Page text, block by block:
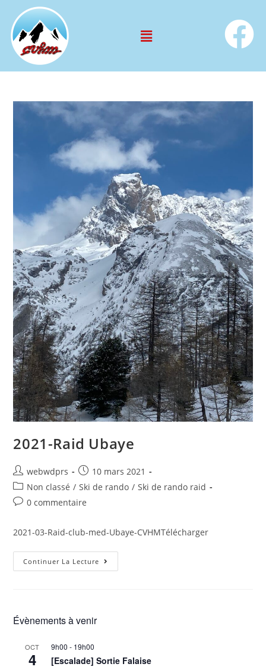
2021-Raid Ubaye
webwdprs
10 mars 2021
Non classé / Ski de rando / Ski de rando raid
0 commentaire
2021-03-Raid-club-med-Ubaye-CVHMTélécharger
Continuer La Lecture
Évènements à venir
OCT
4
9h00 - 19h00
[Escalade] Sortie Falaise